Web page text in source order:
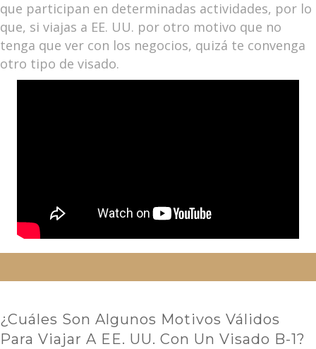
que participan en determinadas actividades, por lo
que, si viajas a EE. UU. por otro motivo que no
tenga que ver con los negocios, quizá te convenga
otro tipo de visado.
¿Cuáles Son Algunos Motivos Válidos
Para Viajar A EE. UU. Con Un Visado B-1?